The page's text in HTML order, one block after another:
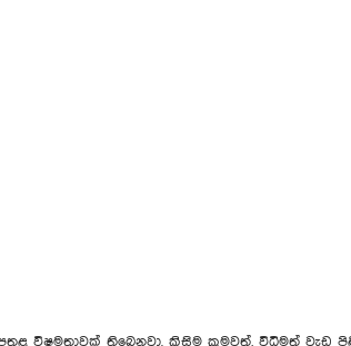
තිබෙනවා. කිසිම ක්‍රමවත්, විධිමත් වැඩ